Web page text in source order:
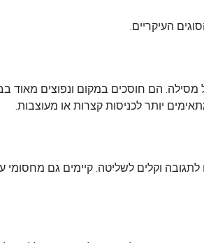
העיקריים.
הם חוסכים במקום ונפוצים מאוד
יותר לכניסות קצרות או מעוצבות.
לתגובה וקלים לשליטה. קיימים גם